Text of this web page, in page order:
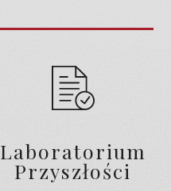
Laboratorium
Przyszłości